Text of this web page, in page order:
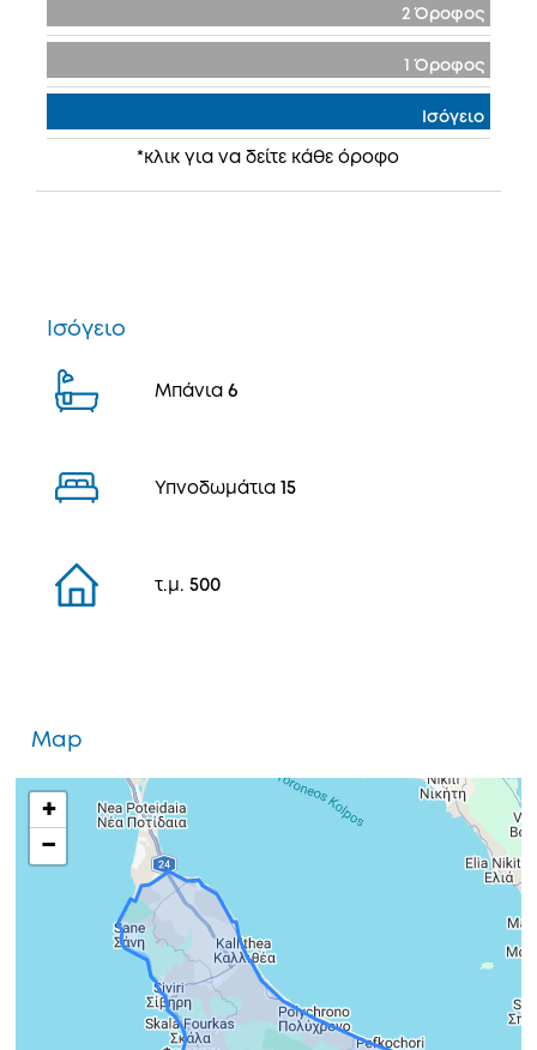
2 Όροφος
1 Όροφος
Ισόγειο
*κλικ για να δείτε κάθε όροφο
Ισόγειο
Μπάνια 6
Υπνοδωμάτια 15
τ.μ. 500
Map
+
−